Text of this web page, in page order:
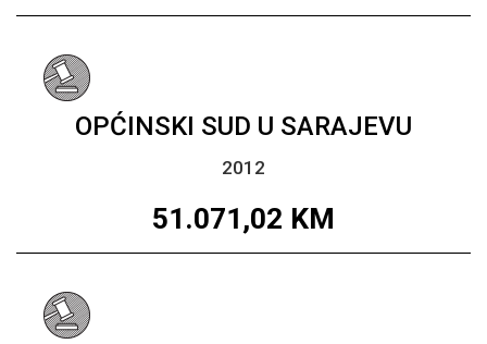
OPĆINSKI SUD U SARAJEVU
2012
51.071,02 KM